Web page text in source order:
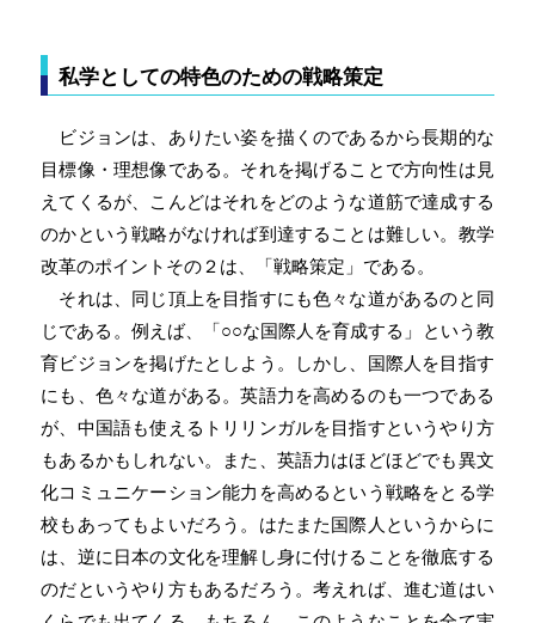
私学としての特色のための戦略策定
ビジョンは、ありたい姿を描くのであるから長期的な
目標像・理想像である。それを掲げることで方向性は見
えてくるが、こんどはそれをどのような道筋で達成する
のかという戦略がなければ到達することは難しい。教学
改革のポイントその２は、「戦略策定」である。
それは、同じ頂上を目指すにも色々な道があるのと同
じである。例えば、「○○な国際人を育成する」という教
育ビジョンを掲げたとしよう。しかし、国際人を目指す
にも、色々な道がある。英語力を高めるのも一つである
が、中国語も使えるトリリンガルを目指すというやり方
もあるかもしれない。また、英語力はほどほどでも異文
化コミュニケーション能力を高めるという戦略をとる学
校もあってもよいだろう。はたまた国際人というからに
は、逆に日本の文化を理解し身に付けることを徹底する
のだというやり方もあるだろう。考えれば、進む道はい